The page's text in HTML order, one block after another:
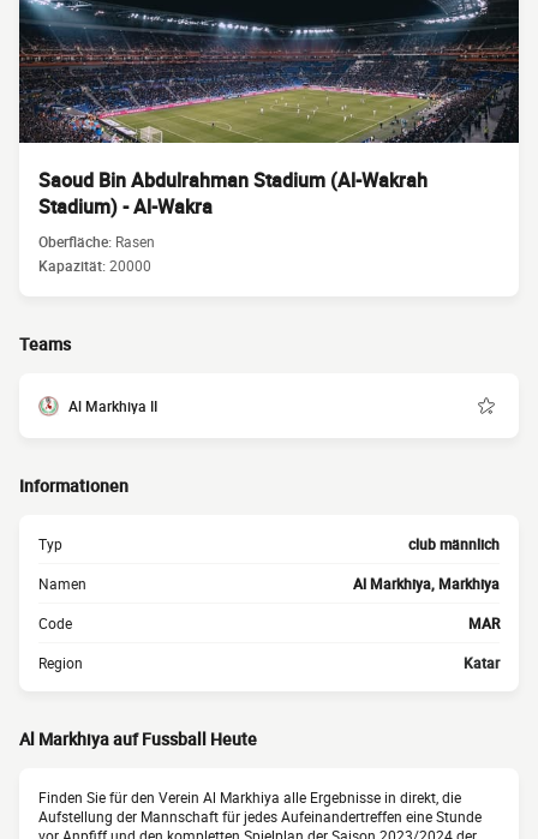
Saoud Bin Abdulrahman Stadium (Al-Wakrah
Stadium) - Al-Wakra
Oberfläche: Rasen
Kapazität:20000
Teams
Al Markhiya II
Informationen
Typ club männlich
Namen Al Markhiya, Markhiya
Code MAR
Region Katar
Al Markhiya auf Fussball Heute
Finden Sie für den Verein Al Markhiya alle Ergebnisse in direkt, die
Aufstellung der Mannschaft für jedes Aufeinandertreffen eine Stunde